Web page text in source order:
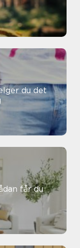
får du